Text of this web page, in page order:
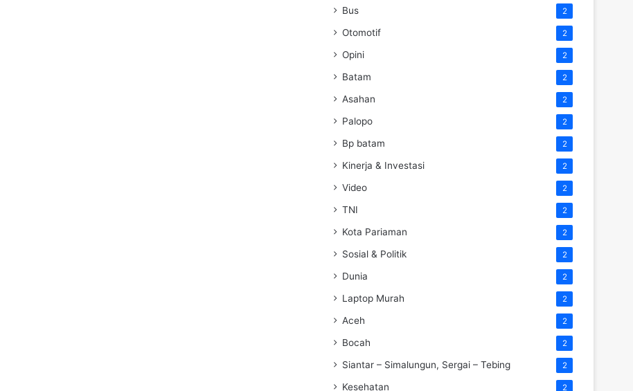
Bus 2
Otomotif 2
Opini 2
Batam 2
Asahan 2
Palopo 2
Bp batam 2
Kinerja & Investasi 2
Video 2
TNI 2
Kota Pariaman 2
Sosial & Politik 2
Dunia 2
Laptop Murah 2
Aceh 2
Bocah 2
Siantar – Simalungun, Sergai – Tebing 2
Kesehatan 2